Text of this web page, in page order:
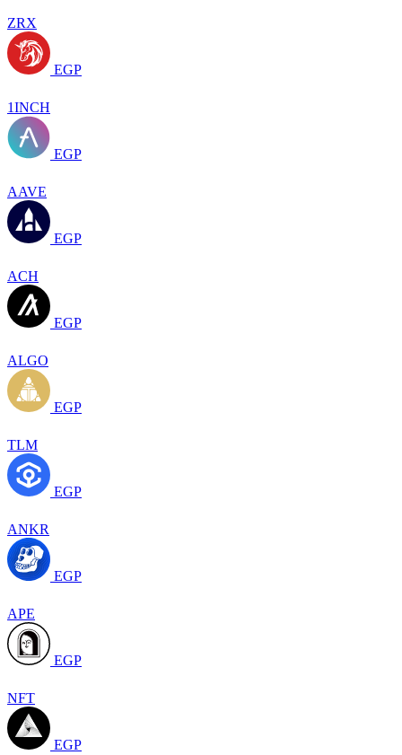
ZRX
EGP
1INCH
EGP
AAVE
EGP
ACH
EGP
ALGO
EGP
TLM
EGP
ANKR
EGP
APE
EGP
NFT
EGP